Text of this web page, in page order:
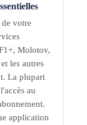
votre
Molotov,
les autres
La plupart
au
application